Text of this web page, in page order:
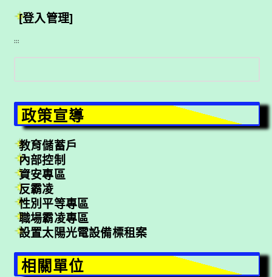
[登入管理]
:::
搜
尋
政策宣導
教育儲蓄戶
內部控制
資安專區
反霸凌
性別平等專區
職場霸凌專區
設置太陽光電設備標租案
相關單位